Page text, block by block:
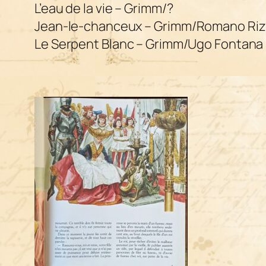
L’eau de la vie– Grimm/?
Jean-le-chanceux– Grimm/Romano
Le Serpent Blanc – Grimm/Ugo Fontana